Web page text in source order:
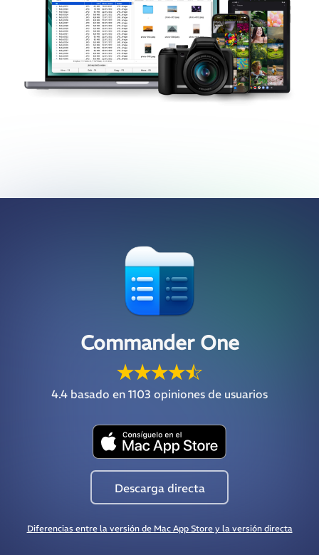
Commander One
4.4 basado en 1103 opiniones de usuarios
Descarga directa
Diferencias entre la versión de Mac App Store y la versión directa